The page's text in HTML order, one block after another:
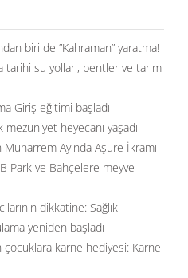
biri de ”Kahraman” yaratma!
tarihi su yolları, bentler ve tarım
Giriş eğitimi başladı
heyecanı yaşadı
Ayında Aşure İkramı
Park ve Bahçelere meyve
dikkatine: Sağlık
yeniden başladı
çocuklara karne hediyesi: Karne